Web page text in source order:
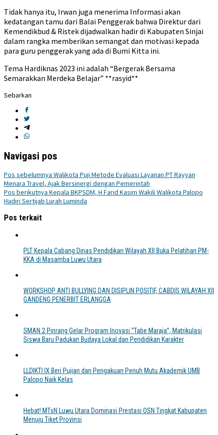
Tidak hanya itu, Irwan juga menerima Informasi akan
kedatangan tamu dari Balai Penggerak bahwa Direktur dari
Kemendikbud & Ristek dijadwalkan hadir di Kabupaten Sinjai
dalam rangka memberikan semangat dan motivasi kepada
para guru penggerak yang ada di Bumi Kitta ini.
Tema Hardiknas 2023 ini adalah “Bergerak Bersama
Semarakkan Merdeka Belajar” **rasyid**
Sebarkan
Navigasi pos
Pos sebelumnya Walikota Puji Metode Evaluasi Layanan PT Rayyan
Menara Travel, Ajak Bersinergi dengan Pemerintah
Pos berikutnya Kepala BKPSDM, H Farid Kasim Wakili Walikota Palopo
Hadiri Sertijab Lurah Luminda
Pos terkait
PLT Kepala Cabang Dinas Pendidikan Wilayah XII Buka Pelatihan PM-
KKA di Masamba Luwu Utara
WORKSHOP ANTI BULLYING DAN DISIPLIN POSITIF, CABDIS WILAYAH XII
GANDENG PENERBIT ERLANGGA
SMAN 2 Pinrang Gelar Program Inovasi “Tabe Maraja”, Matrikulasi
Siswa Baru Padukan Budaya Lokal dan Pendidikan Karakter
LLDIKTI IX Beri Pujian dan Pengakuan Penuh Mutu Akademik UMB
Palopo Naik Kelas
Hebat! MTsN Luwu Utara Dominasi Prestasi OSN Tingkat Kabupaten
Menuju Tiket Provinsi